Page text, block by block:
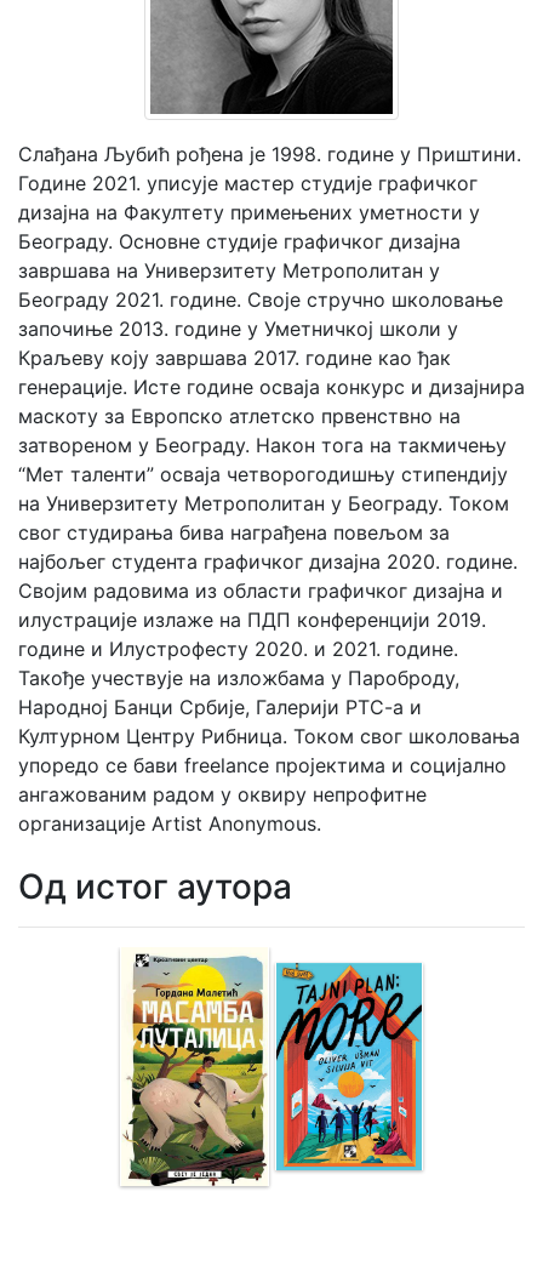
Слађана Љубић рођена је 1998. године у Приштини.
Године 2021. уписује мастер студије графичког
дизајна на Факултету примењених уметности у
Београду. Основне студије графичког дизајна
завршава на Универзитету Метрополитан у
Београду 2021. године. Своје стручно школовање
започиње 2013. године у Уметничкој школи у
Краљеву коју завршава 2017. године као ђак
генерације. Исте године осваја конкурс и дизајнира
маскоту за Европско атлетско првенствно на
затвореном у Београду. Након тога на такмичењу
“Мет таленти” осваја четворогодишњу стипендију
на Универзитету Метрополитан у Београду. Током
свог студирања бива награђена повељом за
најбољег студента графичког дизајна 2020. године.
Својим радовима из области графичког дизајна и
илустрације излаже на ПДП конференцији 2019.
године и Илустрофесту 2020. и 2021. године.
Такође учествује на изложбама у Пароброду,
Народној Банци Србије, Галерији РТС-а и
Културном Центру Рибница. Током свог школовања
упоредо се бави freelance пројектима и социјално
ангажованим радом у оквиру непрофитне
организације Artist Anonymous.
Од истог аутора